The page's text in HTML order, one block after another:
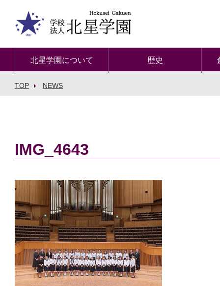
北星学園について 歴史
TOP NEWS
IMG_4643